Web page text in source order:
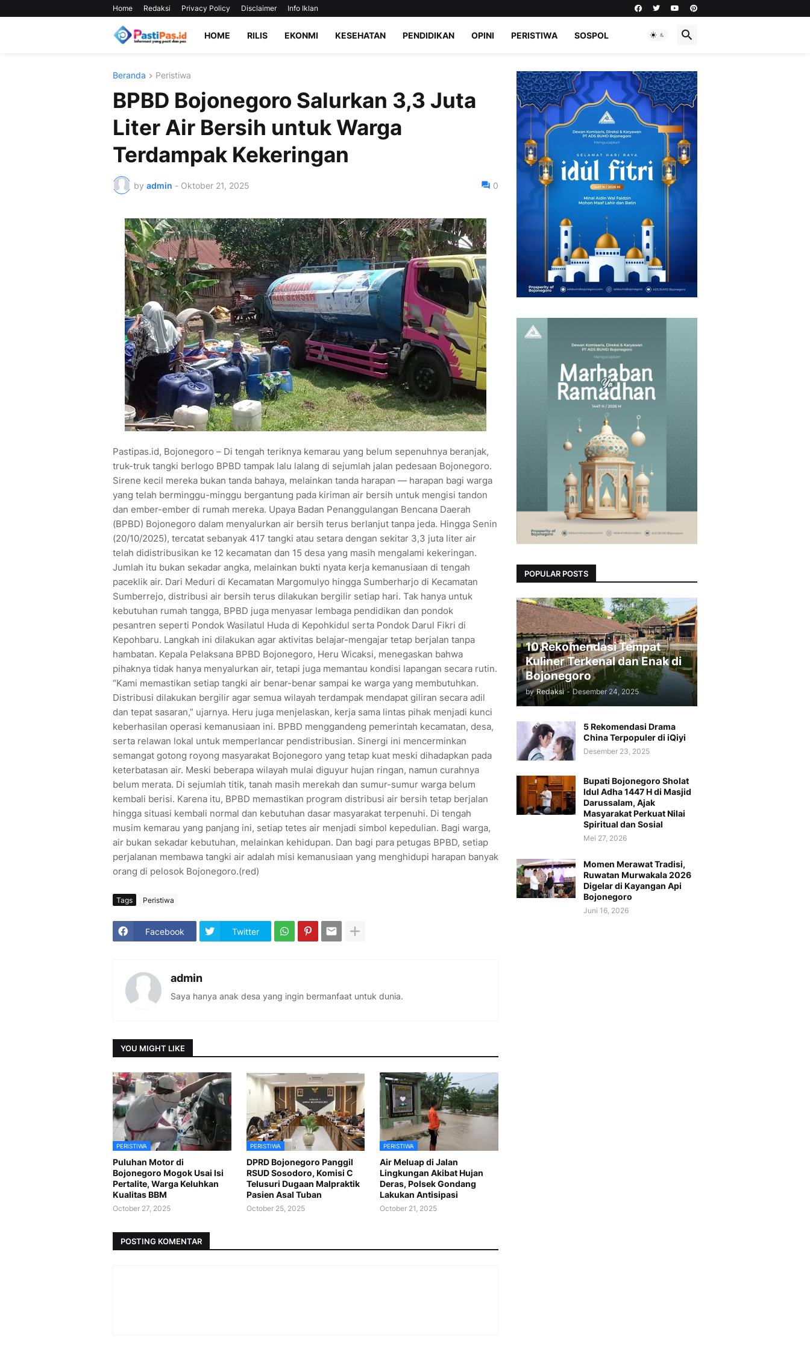
Home Redaksi Privacy Policy Disclaimer Info Iklan
HOME RILIS EKONMI KESEHATAN PENDIDIKAN OPINI PERISTIWA SOSPOL
Beranda Peristiwa
BPBD Bojonegoro Salurkan 3,3 Juta
Liter Air Bersih untuk Warga
Terdampak Kekeringan
by admin - Oktober 21, 2025 0
Pastipas.id, Bojonegoro – Di tengah teriknya kemarau yang belum sepenuhnya beranjak,
truk-truk tangki berlogo BPBD tampak lalu lalang di sejumlah jalan pedesaan Bojonegoro.
Sirene kecil mereka bukan tanda bahaya, melainkan tanda harapan — harapan bagi warga
yang telah berminggu-minggu bergantung pada kiriman air bersih untuk mengisi tandon
dan ember-ember di rumah mereka. Upaya Badan Penanggulangan Bencana Daerah
(BPBD) Bojonegoro dalam menyalurkan air bersih terus berlanjut tanpa jeda. Hingga Senin
(20/10/2025), tercatat sebanyak 417 tangki atau setara dengan sekitar 3,3 juta liter air
telah didistribusikan ke 12 kecamatan dan 15 desa yang masih mengalami kekeringan.
Jumlah itu bukan sekadar angka, melainkan bukti nyata kerja kemanusiaan di tengah
paceklik air. Dari Meduri di Kecamatan Margomulyo hingga Sumberharjo di Kecamatan
Sumberrejo, distribusi air bersih terus dilakukan bergilir setiap hari. Tak hanya untuk
kebutuhan rumah tangga, BPBD juga menyasar lembaga pendidikan dan pondok
pesantren seperti Pondok Wasilatul Huda di Kepohkidul serta Pondok Darul Fikri di
Kepohbaru. Langkah ini dilakukan agar aktivitas belajar-mengajar tetap berjalan tanpa
hambatan. Kepala Pelaksana BPBD Bojonegoro, Heru Wicaksi, menegaskan bahwa
pihaknya tidak hanya menyalurkan air, tetapi juga memantau kondisi lapangan secara rutin.
“Kami memastikan setiap tangki air benar-benar sampai ke warga yang membutuhkan.
Distribusi dilakukan bergilir agar semua wilayah terdampak mendapat giliran secara adil
dan tepat sasaran,” ujarnya. Heru juga menjelaskan, kerja sama lintas pihak menjadi kunci
keberhasilan operasi kemanusiaan ini. BPBD menggandeng pemerintah kecamatan, desa,
serta relawan lokal untuk memperlancar pendistribusian. Sinergi ini mencerminkan
semangat gotong royong masyarakat Bojonegoro yang tetap kuat meski dihadapkan pada
keterbatasan air. Meski beberapa wilayah mulai diguyur hujan ringan, namun curahnya
belum merata. Di sejumlah titik, tanah masih merekah dan sumur-sumur warga belum
kembali berisi. Karena itu, BPBD memastikan program distribusi air bersih tetap berjalan
hingga situasi kembali normal dan kebutuhan dasar masyarakat terpenuhi. Di tengah
musim kemarau yang panjang ini, setiap tetes air menjadi simbol kepedulian. Bagi warga,
air bukan sekadar kebutuhan, melainkan kehidupan. Dan bagi para petugas BPBD, setiap
perjalanan membawa tangki air adalah misi kemanusiaan yang menghidupi harapan banyak
orang di pelosok Bojonegoro.(red)
Tags Peristiwa
Facebook Twitter
admin
Saya hanya anak desa yang ingin bermanfaat untuk dunia.
YOU MIGHT LIKE
PERISTIWA
Puluhan Motor di
Bojonegoro Mogok Usai Isi
Pertalite, Warga Keluhkan
Kualitas BBM
October 27, 2025
PERISTIWA
DPRD Bojonegoro Panggil
RSUD Sosodoro, Komisi C
Telusuri Dugaan Malpraktik
Pasien Asal Tuban
October 25, 2025
PERISTIWA
Air Meluap di Jalan
Lingkungan Akibat Hujan
Deras, Polsek Gondang
Lakukan Antisipasi
October 21, 2025
POSTING KOMENTAR
POPULAR POSTS
10 Rekomendasi Tempat
Kuliner Terkenal dan Enak di
Bojonegoro
by Redaksi - Desember 24, 2025
5 Rekomendasi Drama
China Terpopuler di iQiyi
Desember 23, 2025
Bupati Bojonegoro Sholat
Idul Adha 1447 H di Masjid
Darussalam, Ajak
Masyarakat Perkuat Nilai
Spiritual dan Sosial
Mei 27, 2026
Momen Merawat Tradisi,
Ruwatan Murwakala 2026
Digelar di Kayangan Api
Bojonegoro
Juni 16, 2026